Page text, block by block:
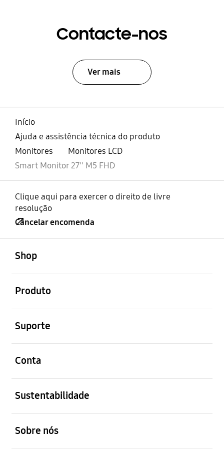
Contacte-nos
Ver mais
Início
Ajuda e assistência técnica do produto
Monitores
Monitores LCD
Smart Monitor 27'' M5 FHD
Clique aqui para exercer o direito de livre
resolução
Cancelar encomenda
Shop
Produto
Suporte
Conta
Sustentabilidade
Sobre nós